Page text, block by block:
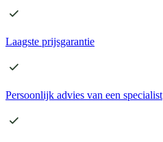
Laagste prijsgarantie
Persoonlijk advies van een specialist